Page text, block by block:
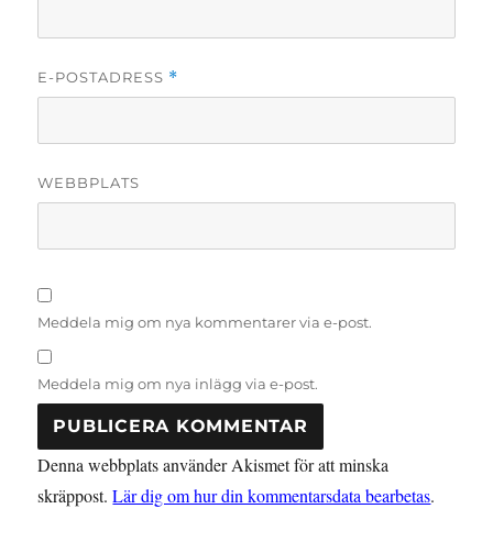
E-POSTADRESS *
WEBBPLATS
Meddela mig om nya kommentarer via e-post.
Meddela mig om nya inlägg via e-post.
Denna webbplats använder Akismet för att minska
skräppost.Lär dig om hur din kommentarsdata bearbetas.